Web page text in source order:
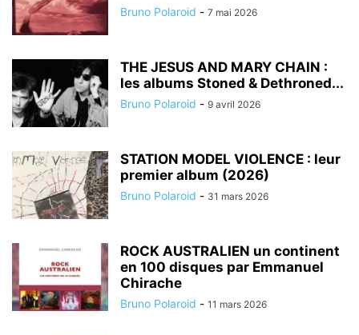
Bruno Polaroid - 7 mai 2026
THE JESUS AND MARY CHAIN :
les albums Stoned & Dethroned...
Bruno Polaroid - 9 avril 2026
STATION MODEL VIOLENCE : leur
premier album (2026)
Bruno Polaroid - 31 mars 2026
ROCK AUSTRALIEN un continent
en 100 disques par Emmanuel
Chirache
Bruno Polaroid - 11 mars 2026